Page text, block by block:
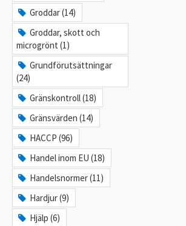
Groddar (14)
Groddar, skott och
microgrönt (1)
Grundförutsättningar
(24)
Gränskontroll (18)
Gränsvärden (14)
HACCP (96)
Handel inom EU (18)
Handelsnormer (11)
Hardjur (9)
Hjälp (6)